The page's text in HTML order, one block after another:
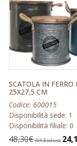
SCATOLA IN FERRO
25X27,5 CM
Codice: 600015
Disponibilità sede: 1
Disponibilità filiale: 0
48,30€ IVA Esclusa